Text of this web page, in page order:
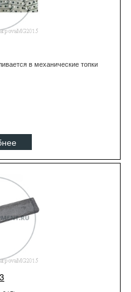
в механические топки